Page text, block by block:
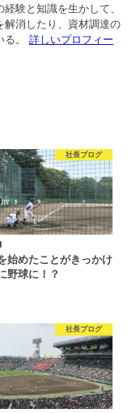
験と知識を生かして、
解消したり、資材調達の
る。詳しいプロフィー
社長ブログ
始めたことがきっかけ
野球に！？
社長ブログ